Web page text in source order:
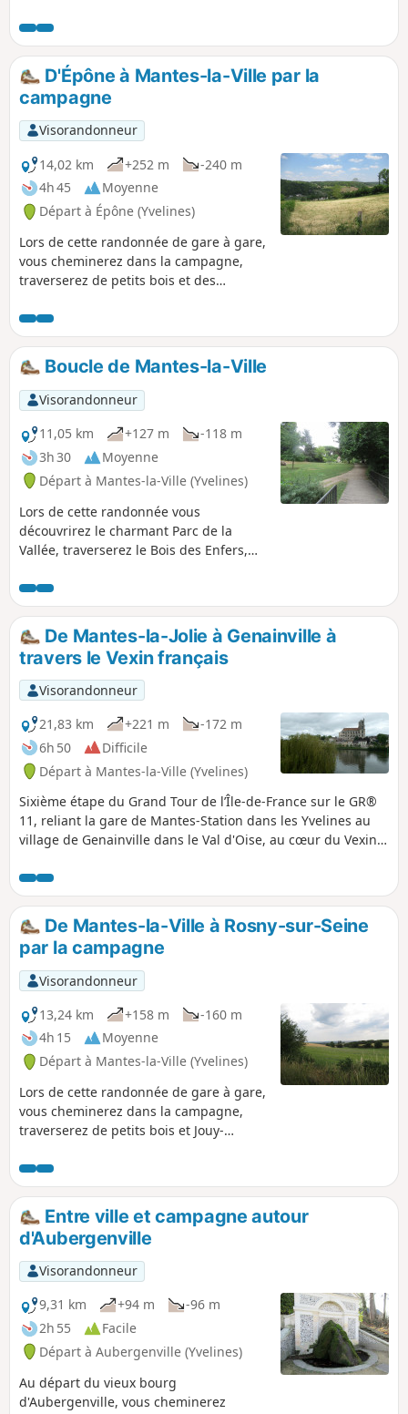
Guerville, Senneville et la Villeneuve avec leurs lavoirs, et
pour finir sur Épône avec son château et le Temple de
l'amitié de David.
D'Épône à Mantes-la-Ville par la
campagne
Visorandonneur
14,02 km
+252 m
-240 m
4h 45
Moyenne
Départ à Épône (Yvelines)
Lors de cette randonnée de gare à gare,
vous cheminerez dans la campagne,
traverserez de petits bois et des
beaux points de vue ainsi que des
curiosités patrimoniales.
Boucle de Mantes-la-Ville
Visorandonneur
11,05 km
+127 m
-118 m
3h 30
Moyenne
Départ à Mantes-la-Ville (Yvelines)
Lors de cette randonnée vous
découvrirez le charmant Parc de la
Vallée, traverserez le Bois des Enfers,
cheminerez une bonne partie de la
balade le long de la rivière la
Vaucouleurs.
De Mantes-la-Jolie à Genainville à
travers le Vexin français
Visorandonneur
21,83 km
+221 m
-172 m
6h 50
Difficile
Départ à Mantes-la-Ville (Yvelines)
Sixième étape du Grand Tour de l’Île-de-France sur le GR®
11, reliant la gare de Mantes-Station dans les Yvelines au
village de Genainville dans le Val d'Oise, au cœur du Vexin
faire sur deux jours, dont la finalité est de relier la gare
Mantes-Station à celle de Chars, plus loin au Nord-Est dans
le Val d'Oise.L'étape débute à Mantes-la-Jolie dans la vallée
de la Seine, et suit un cap vers le Nord à travers la partie
Sud-Ouest du Parc Naturel Régional du Vexin Français, en
passant, en peu de temps, de l'un des points d'altitude la
plus basse de la région (la traversée de la Seine, à ~18 m) à
l'un des points d'altitude la plus élevée (la Hêtraie à Villiers-
en-Arthies, à 205 m).Le Vexin Français, avec ses paysages
agricoles et boisés préservés est une région magnifique, où
il est très agréable de randonner.
De Mantes-la-Ville à Rosny-sur-Seine
par la campagne
Visorandonneur
13,24 km
+158 m
-160 m
4h 15
Moyenne
Départ à Mantes-la-Ville (Yvelines)
Lors de cette randonnée de gare à gare,
vous cheminerez dans la campagne,
traverserez de petits bois et Jouy-
vue et curiosités patrimoniales seront
également au menu.
Entre ville et campagne autour
d'Aubergenville
Visorandonneur
9,31 km
+94 m
-96 m
2h 55
Facile
Départ à Aubergenville (Yvelines)
Au départ du vieux bourg
d'Aubergenville, vous cheminerez